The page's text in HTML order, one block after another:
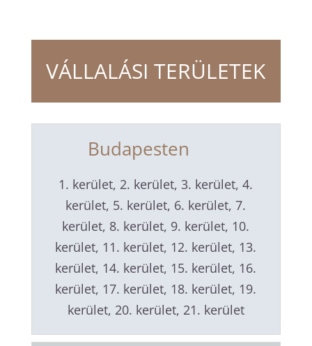
VÁLLALÁSI TERÜLETEK
Budapesten
1. kerület, 2. kerület, 3. kerület, 4.
kerület, 5. kerület, 6. kerület, 7.
kerület, 8. kerület, 9. kerület, 10.
kerület, 11. kerület, 12. kerület, 13.
kerület, 14. kerület, 15. kerület, 16.
kerület, 17. kerület, 18. kerület, 19.
kerület, 20. kerület, 21. kerület